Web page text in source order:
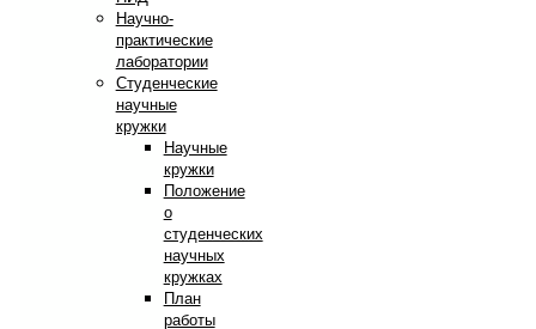
Научно-
практические
лаборатории
Студенческие
научные
кружки
Научные
кружки
Положение
о
студенческих
научных
кружках
План
работы